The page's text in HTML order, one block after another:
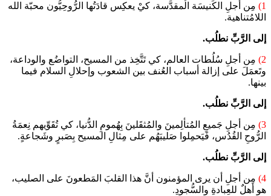
1)
مِن أجلِ الكَنيسَة الُمقدَّسة، كيْ يعكِس قادَتُها الرُّوحِيُّون محبّة الله
اللامُتناهية.
إلى الرَّبِّ نطلُب.
2)
مِن أجلِ سُلُطات العالم، كي تَتَّخِذ من المسيح، التواضُع والوداعة،
وتَعمَلَ على إزالة أسباب العُنف بين الشعوب وإحلالِ السلام فيما
بينها.
إلى الرَّبِّ نطلُب.
3) مِن أجلِ جَميعِ المُتألِمينَ والمُثقَلينَ بِهُمومِ الدُّنيا، كي تُقَوِّيهم نِعمَةُ
الرُّوحِ القُدُس، فَيَحمِلوا صَليبَهُم على مِثالِ المسيح بِصَبرٍ وشَجاعةٍ.
إلى الرَّبِّ نطلُب.
4) مِن أجلِ أن يرى المؤمنون أنَّ هذا القلبَ المَطعونَ على الصليب،
هو أهلٌ للعِبادةِ والسُّجودِ.